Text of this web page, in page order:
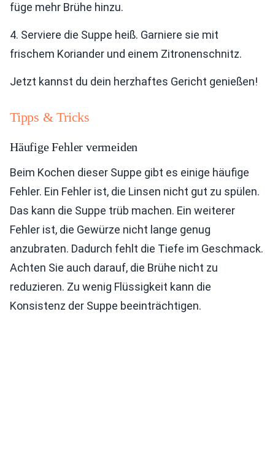
füge mehr Brühe hinzu.
4. Serviere die Suppe heiß. Garniere sie mit
frischem Koriander und einem Zitronenschnitz.
Jetzt kannst du dein herzhaftes Gericht genießen!
Tipps & Tricks
Häufige Fehler vermeiden
Beim Kochen dieser Suppe gibt es einige häufige
Fehler. Ein Fehler ist, die Linsen nicht gut zu spülen.
Das kann die Suppe trüb machen. Ein weiterer
Fehler ist, die Gewürze nicht lange genug
anzubraten. Dadurch fehlt die Tiefe im Geschmack.
Achten Sie auch darauf, die Brühe nicht zu
reduzieren. Zu wenig Flüssigkeit kann die
Konsistenz der Suppe beeinträchtigen.